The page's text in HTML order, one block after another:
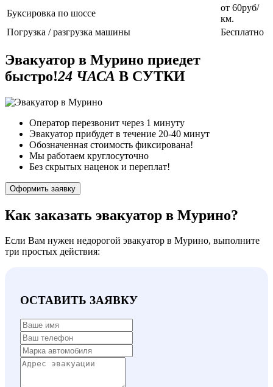
Буксировка по шоссе
от 60руб/
км.
Погрузка / разгрузка машины
Бесплатно
Эвакуатор в Мурино приедет
быстро!24 ЧАСА В СУТКИ
Оператор перезвонит через 1 минуту
Эвакуатор прибудет в течение 20-40 минут
Обозначенная стоимость фиксирована!
Мы работаем круглосуточно
Без скрытых наценок и переплат!
Оформить заявку
Как заказать эвакуатор в Мурино?
Если Вам нужен недорогой эвакуатор в Мурино, выполните
три простых действия:
ОСТАВИТЬ ЗАЯВКУ